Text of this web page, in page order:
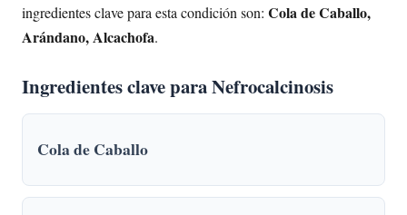
ingredientes clave para esta condición son: Cola de Caballo,
Arándano, Alcachofa.
Ingredientes clave para Nefrocalcinosis
Cola de Caballo